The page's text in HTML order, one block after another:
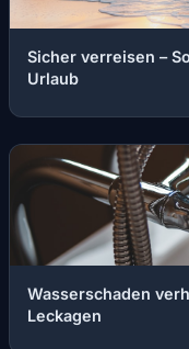
Sicher verreisen –
Urlaub
Wasserschaden
Leckagen